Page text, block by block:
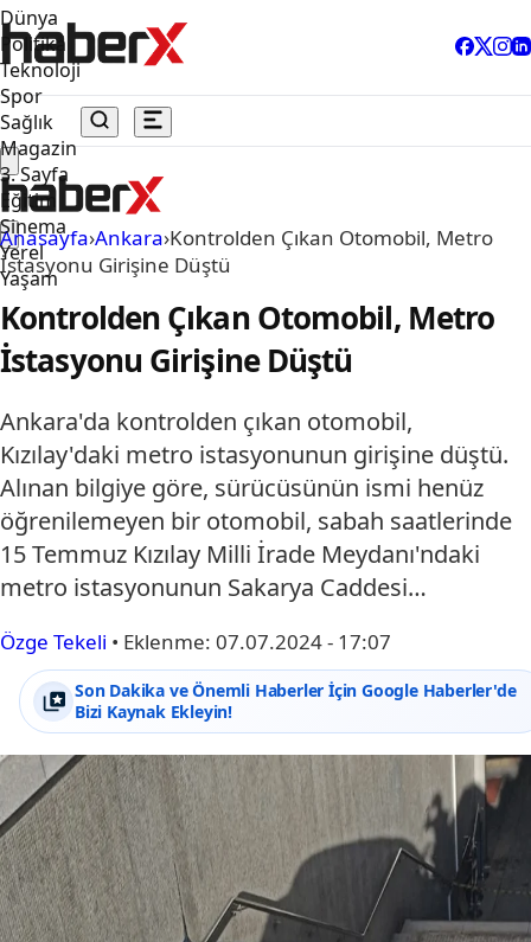
Dünya
Politika
Teknoloji
Spor
Sağlık
Magazin
3. Sayfa
Eğitim
Sinema
Yerel
Yaşam
Anasayfa›Ankara›Kontrolden Çıkan Otomobil, Metro
İstasyonu Girişine Düştü
Kontrolden Çıkan Otomobil, Metro
İstasyonu Girişine Düştü
Ankara'da kontrolden çıkan otomobil,
Kızılay'daki metro istasyonunun girişine düştü.
Alınan bilgiye göre, sürücüsünün ismi henüz
öğrenilemeyen bir otomobil, sabah saatlerinde
15 Temmuz Kızılay Milli İrade Meydanı'ndaki
metro istasyonunun Sakarya Caddesi…
Özge Tekeli • Eklenme: 07.07.2024 - 17:07
Son Dakika ve Önemli Haberler İçin Google Haberler'de
Bizi Kaynak Ekleyin!